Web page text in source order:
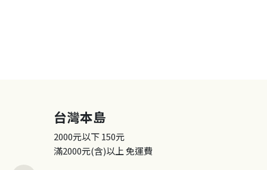
台灣本島
2000元以下150元
滿2000元(含)以上免運費